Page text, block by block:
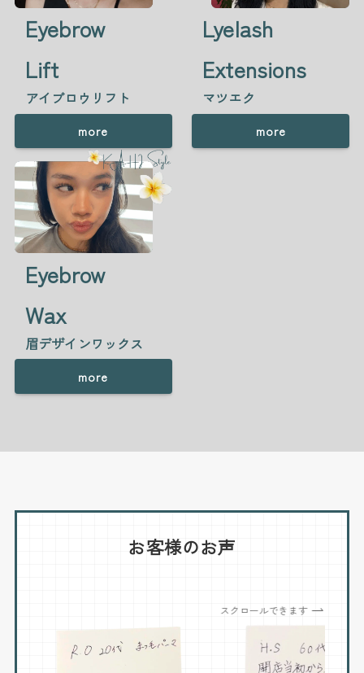
Eyebrow
Lift
アイブロウリフト
more
Lyelash
Extensions
マツエク
more
Eyebrow
Wax
眉デザインワックス
more
お客様のお声
スクロールできます